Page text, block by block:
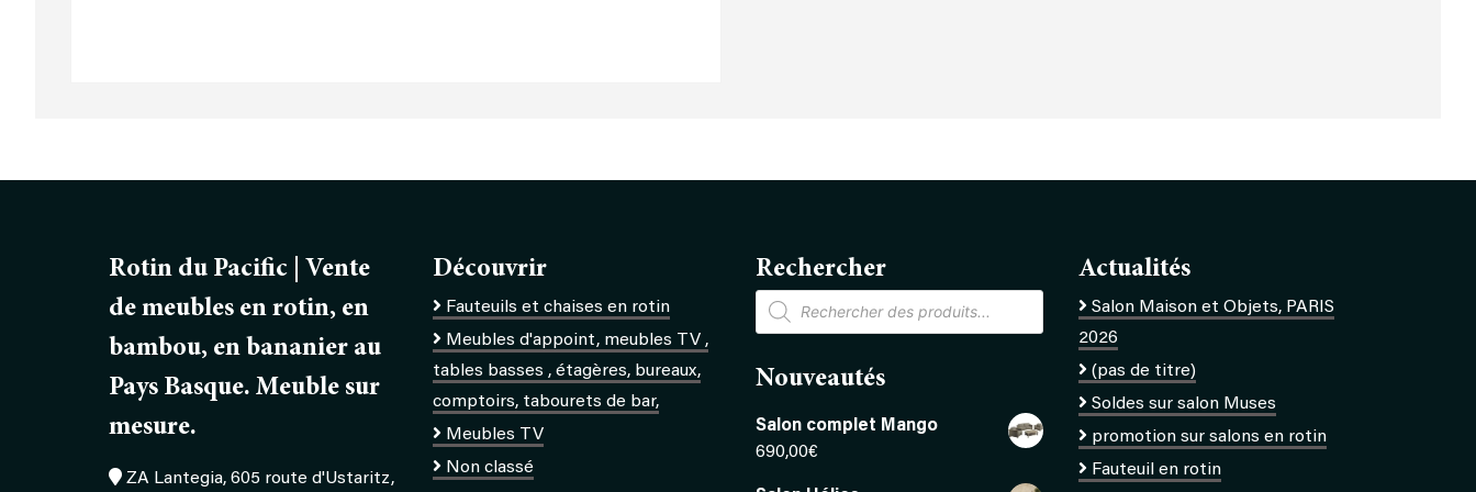
Rotin du Pacific | Vente
de meubles en rotin, en
bambou, en bananier au
Pays Basque. Meuble sur
mesure.
ZA Lantegia, 605 route d'Ustaritz,
Découvrir
Fauteuils et chaises en rotin
Meubles d'appoint, meubles TV ,
tables basses , étagères, bureaux,
comptoirs, tabourets de bar,
Meubles TV
Non classé
Rechercher
Recherche
de
produits
Nouveautés
Salon complet Mango
690,00€
Actualités
Salon Maison et Objets, PARIS
2026
(pas de titre)
Soldes sur salon Muses
promotion sur salons en rotin
Fauteuil en rotin